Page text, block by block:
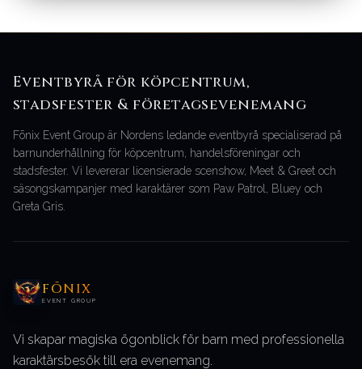
Eventbyrå för köpcentrum,
stadsfester & företagsevenemang
Fōnix Event Group är Nordens ledande eventbyrå specialiserad på
barnunderhållning för köpcentrum, handelsföreningar och
stadsfester. Vi levererar licensierade scenshow, Meet & Greet och
säsongskampanjer med karaktärer som Paw Patrol, Bluey och
Greta Gris.
FŌNIX
EVENT GROUP
Vi skapar magiska ögonblick för barn med professionella
karaktärsbesök till era evenemang.